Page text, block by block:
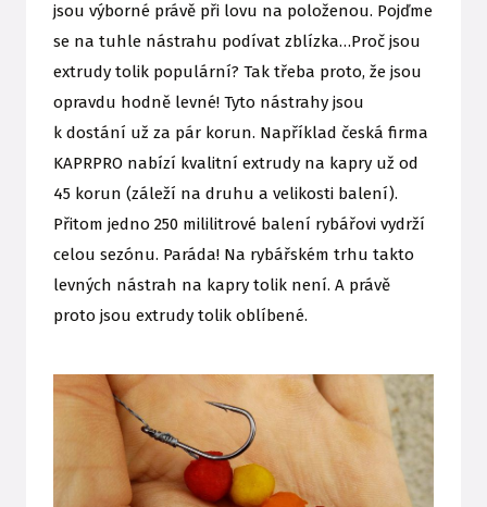
jsou výborné právě při lovu na položenou. Pojďme
se na tuhle nástrahu podívat zblízka…Proč jsou
extrudy tolik populární? Tak třeba proto, že jsou
opravdu hodně levné! Tyto nástrahy jsou
k dostání už za pár korun. Například česká firma
KAPRPRO nabízí kvalitní extrudy na kapry už od
45 korun (záleží na druhu a velikosti balení).
Přitom jedno 250 mililitrové balení rybářovi vydrží
celou sezónu. Paráda! Na rybářském trhu takto
levných nástrah na kapry tolik není. A právě
proto jsou extrudy tolik oblíbené.